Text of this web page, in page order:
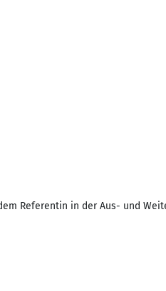
Referentin in der Aus- und